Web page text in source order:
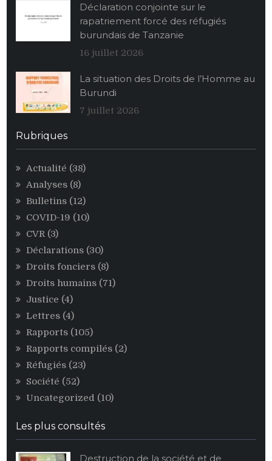
vide
ses
stocks
alimentaires
maïs
profit
Déclaration conjointe sur le
rapatriement forcé des réfugiés
burundais de Tanzanie
16 juillet 2026
La situation des Droits de l’Homme au
Burundi
7 juillet 2026
Rubriques
Actualité (38)
Analyses (8)
Bulletins (12)
COVID-19 (10)
CVR (3)
Déclarations (30)
Droits fonciers (8)
Droits humains (71)
Justice (4)
Lettres (4)
Rapports (105)
Rapports compilés (2)
Réfugiés (23)
Société (52)
Uncategorized (10)
Les plus consultés
Destruction de la société et de